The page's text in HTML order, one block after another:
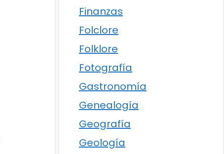
Finanzas
Folclore
Folklore
Fotografía
Gastronomía
Genealogía
Geografía
Geología